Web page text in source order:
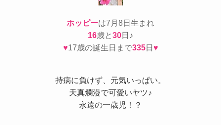
ホッピーは7月8日生まれ
16歳と30日♪
♥17歳の誕生日まで335日♥
持病に負けず、元気いっぱい。
天真爛漫で可愛いヤツ♪
永遠の一歳児！？